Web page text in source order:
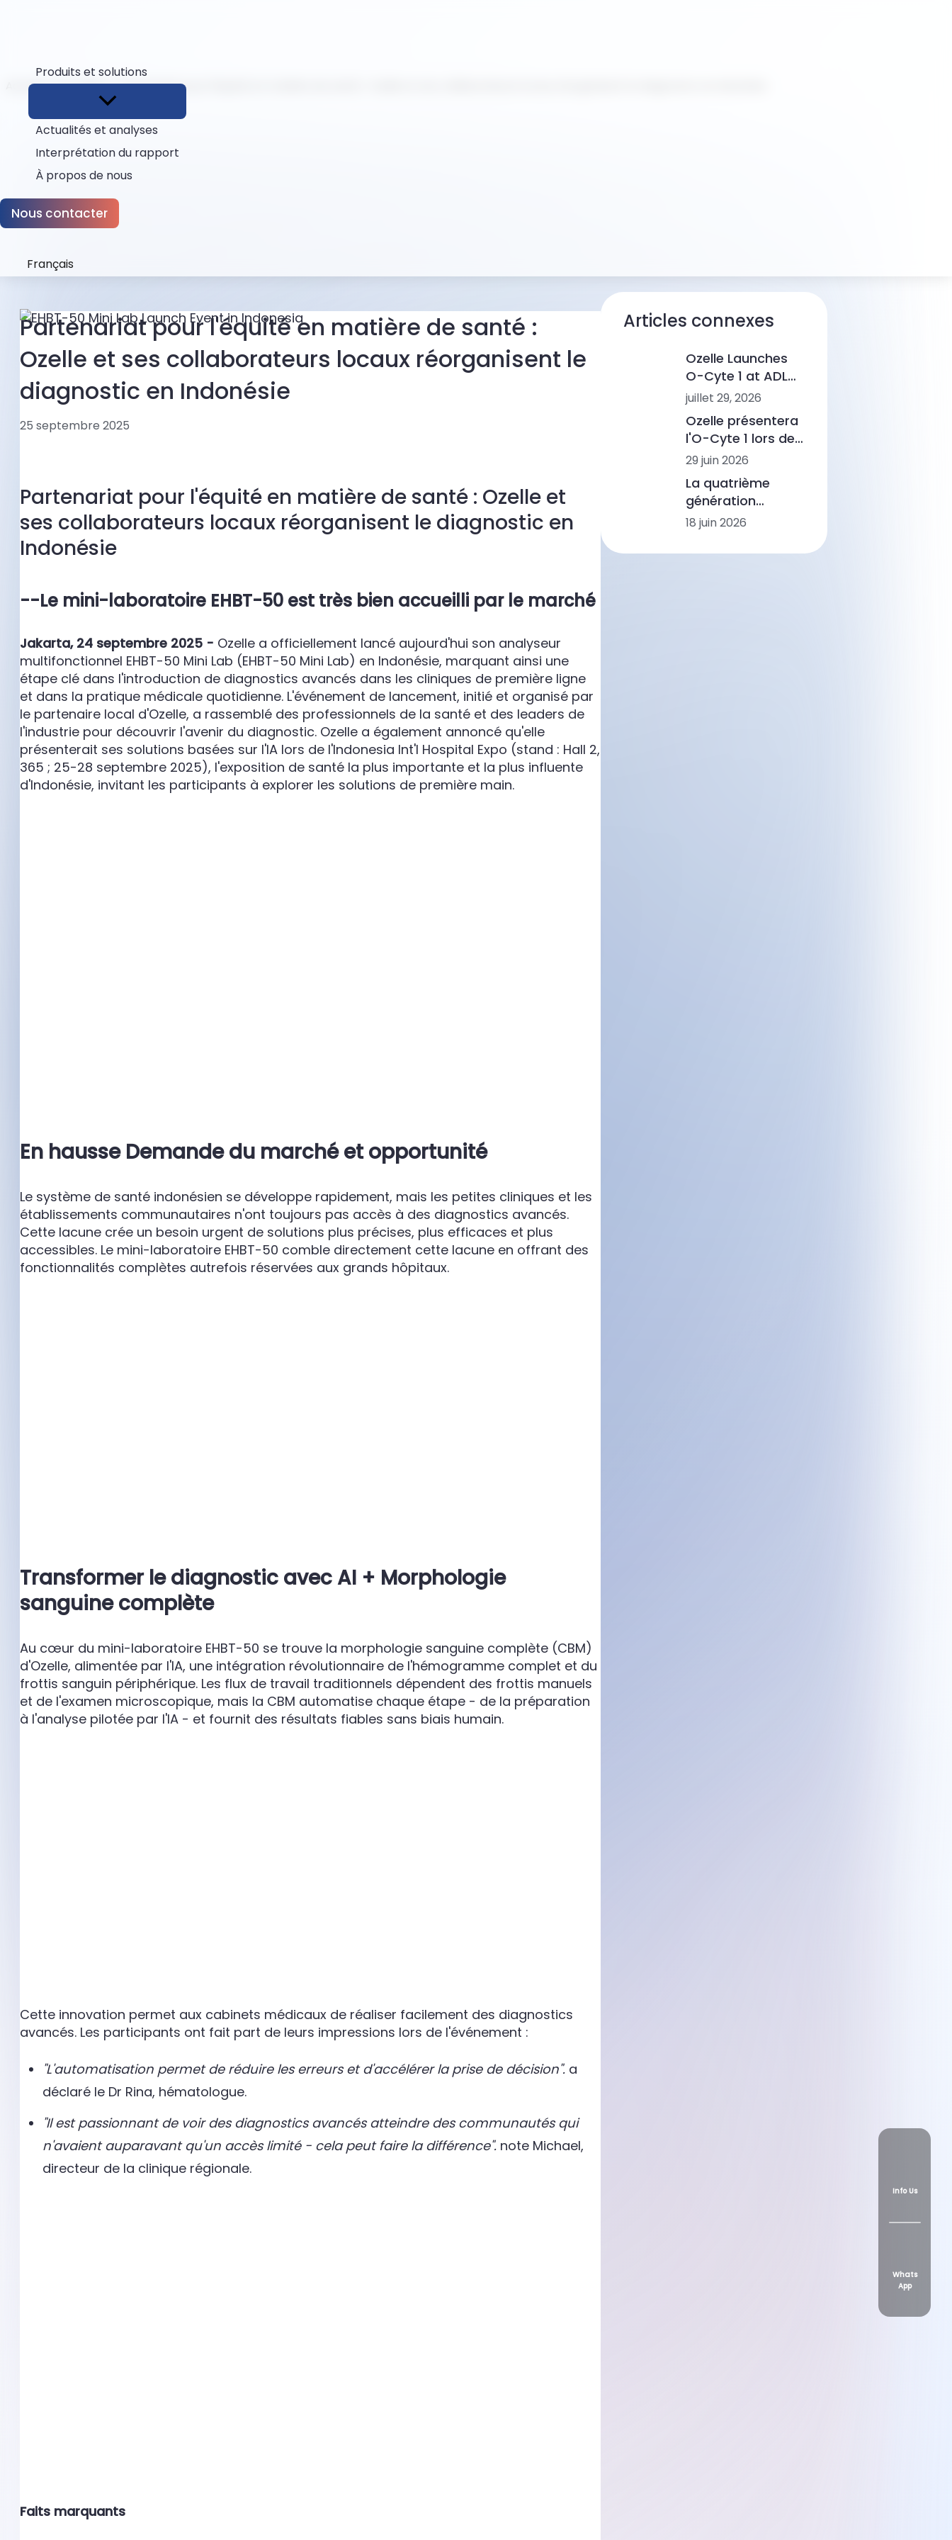
Produits et solutions
Actualités et analyses
Interprétation du rapport
À propos de nous
Nous contacter
Français
Accueil Actualités Partenariat pour l'équité en matière de santé : Ozelle et ses collaborateurs locaux réorganisent le diagnostic en Indonésie
Partenariat pour l'équité en matière de santé :
Ozelle et ses collaborateurs locaux réorganisent le
diagnostic en Indonésie
25 septembre 2025
Partenariat pour l'équité en matière de santé : Ozelle et
ses collaborateurs locaux réorganisent le diagnostic en
Indonésie
--Le mini-laboratoire EHBT-50 est très bien accueilli par le marché
Jakarta, 24 septembre 2025 - Ozelle a officiellement lancé aujourd'hui son analyseur
multifonctionnel EHBT-50 Mini Lab (EHBT-50 Mini Lab) en Indonésie, marquant ainsi une
étape clé dans l'introduction de diagnostics avancés dans les cliniques de première ligne
et dans la pratique médicale quotidienne. L'événement de lancement, initié et organisé par
le partenaire local d'Ozelle, a rassemblé des professionnels de la santé et des leaders de
l'industrie pour découvrir l'avenir du diagnostic. Ozelle a également annoncé qu'elle
présenterait ses solutions basées sur l'IA lors de l'Indonesia Int'l Hospital Expo (stand : Hall 2,
365 ; 25-28 septembre 2025), l'exposition de santé la plus importante et la plus influente
d'Indonésie, invitant les participants à explorer les solutions de première main.
En hausse Demande du marchéet opportunité
Le système de santé indonésien se développe rapidement, mais les petites cliniques et les
établissements communautaires n'ont toujours pas accès à des diagnostics avancés.
Cette lacune crée un besoin urgent de solutions plus précises, plus efficaces et plus
accessibles. Le mini-laboratoire EHBT-50 comble directement cette lacune en offrant des
fonctionnalités complètes autrefois réservées aux grands hôpitaux.
Transformer le diagnostic avecAI + Morphologie
sanguine complète
Au cœur du mini-laboratoire EHBT-50 se trouve la morphologie sanguine complète (CBM)
d'Ozelle, alimentée par l'IA, une intégration révolutionnaire de l'hémogramme complet et du
frottis sanguin périphérique. Les flux de travail traditionnels dépendent des frottis manuels
et de l'examen microscopique, mais la CBM automatise chaque étape - de la préparation
à l'analyse pilotée par l'IA - et fournit des résultats fiables sans biais humain.
Cette innovation permet aux cabinets médicaux de réaliser facilement des diagnostics
avancés. Les participants ont fait part de leurs impressions lors de l'événement :
"L'automatisation permet de réduire les erreurs et d'accélérer la prise de décision". a
déclaré le Dr Rina, hématologue.
"Il est passionnant de voir des diagnostics avancés atteindre des communautés qui
n'avaient auparavant qu'un accès limité - cela peut faire la différence". note Michael,
directeur de la clinique régionale.
Faits marquants
Articles connexes
Ozelle Launches
O-Cyte 1 at ADLM
2026, Marking a
New Step in AI-
Powered
Hematology
juillet 29, 2026
Ozelle présentera
l'O-Cyte 1 lors de
l'ADLM 2026, pour
une analyse
morphologique
basée sur l'IA plus
rapide
29 juin 2026
La quatrième
génération
d'analyses
vu le jour
18 juin 2026
Info Us
Whats
App